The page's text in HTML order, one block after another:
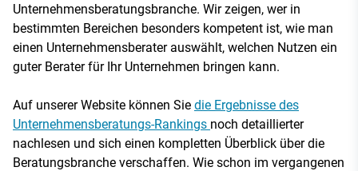
Unternehmensberatungsbranche. Wir zeigen, wer in
bestimmten Bereichen besonders kompetent ist, wie man
einen Unternehmensberater auswählt, welchen Nutzen ein
guter Berater für Ihr Unternehmen bringen kann.
Auf unserer Website können Sie die Ergebnisse des
Unternehmensberatungs-Rankings noch detaillierter
nachlesen und sich einen kompletten Überblick über die
Beratungsbranche verschaffen. Wie schon im vergangenen